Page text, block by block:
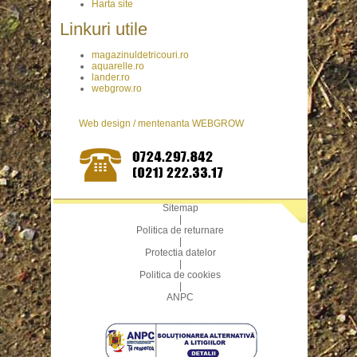
Harta site
Linkuri utile
magazinuldetricouri.ro
aquarelle.ro
lander.ro
webgrow.ro
Web design / mentenanta WEBGROW
Sitemap
Politica de returnare
Protectia datelor
Politica de cookies
ANPC